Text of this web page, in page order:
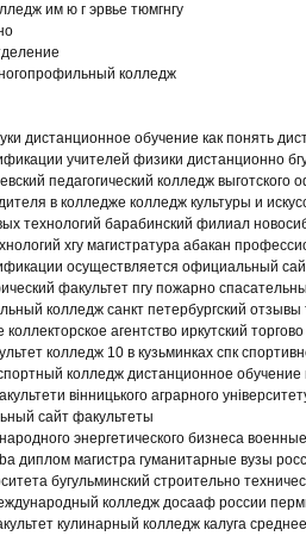
им ю г эрвье тюмгнгу
колледж
дистанционное обучение как понять
учителей физики дистанционно
педагогический колледж
в колледже колледж культуры и
технологий барабинский филиал
хгу магистратура абакан
осуществляется официальный
факультет пгу пожарно
колледж санкт петербургский
агентство иркутский
колледж 10 в кузьминках спк
колледж дистанционное обучение
вінницького аграрного
сайт факультеты
энергетического бизнеса
диплом магистра гуманитарные вузы
бугульминский строительно
колледж досааф россии
кулинарный колледж калуга